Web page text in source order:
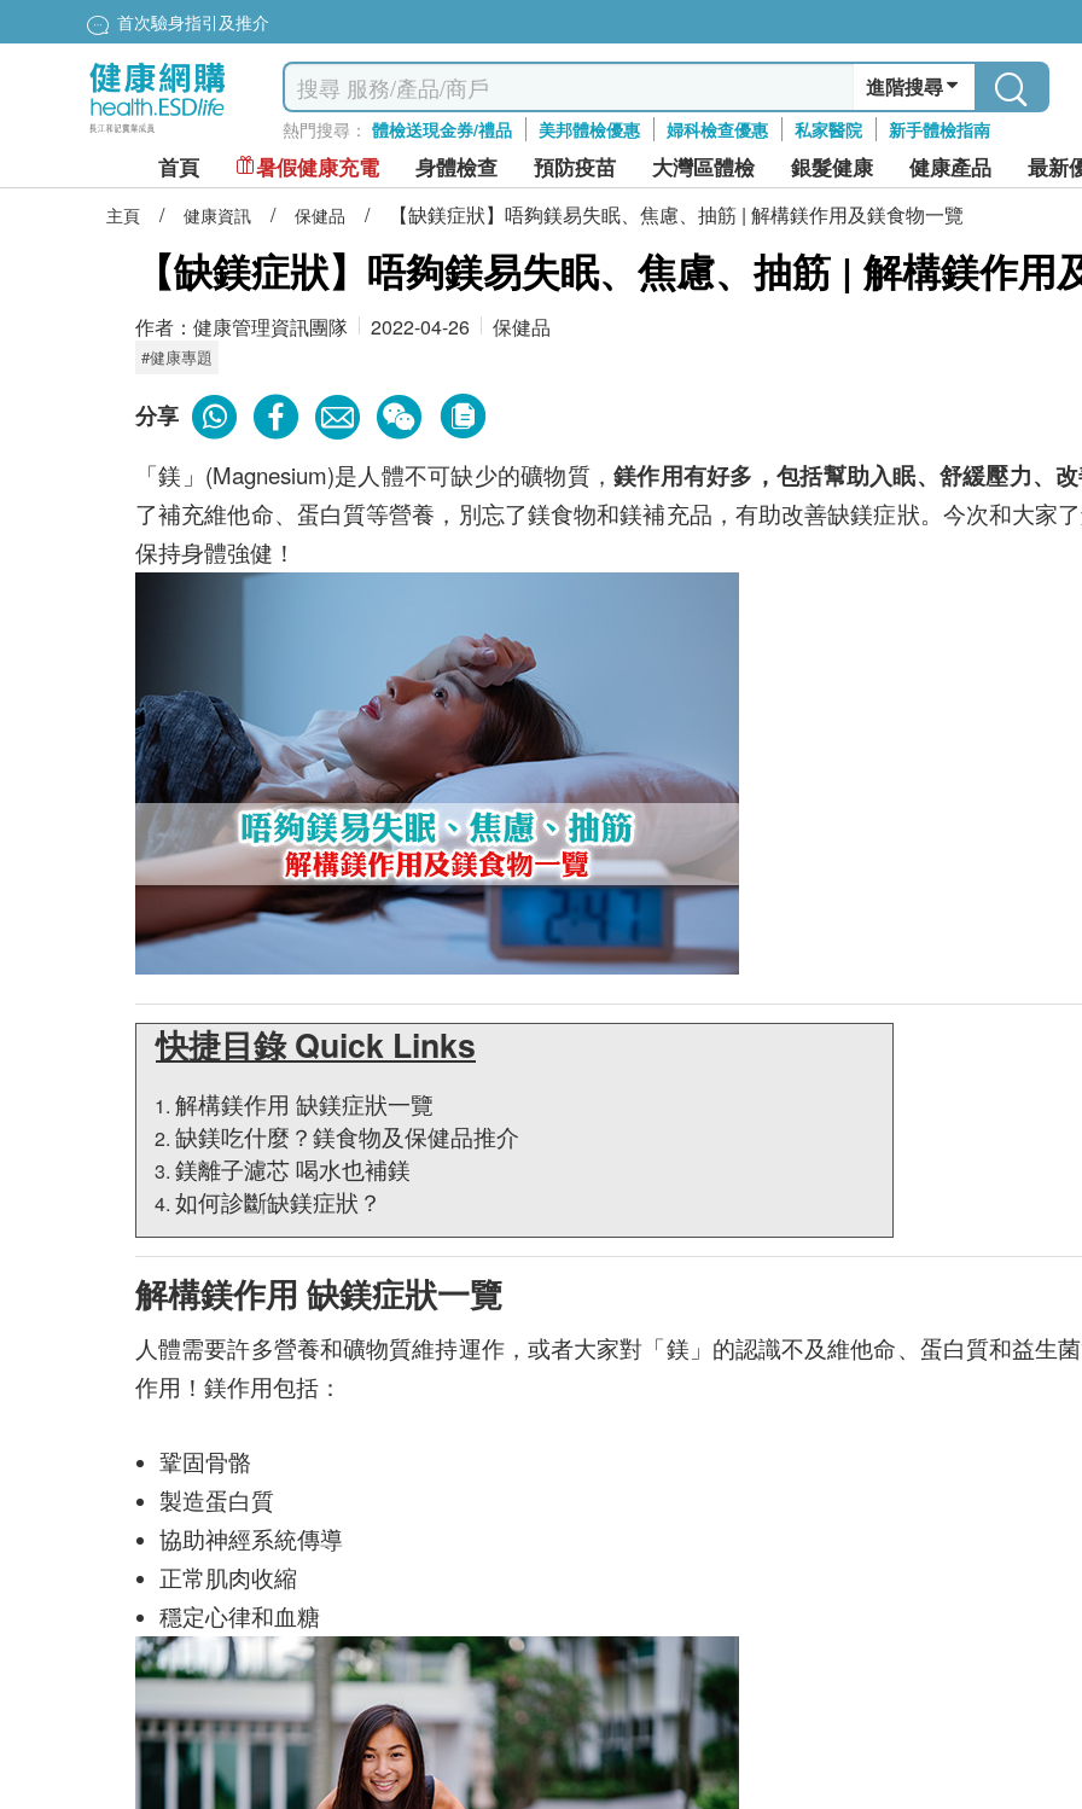
首次驗身指引及推介
進階搜尋
熱門搜尋： 體檢送現金券/禮品 美邦體檢優惠 婦科檢查優惠 私家醫院 新手體檢指南
首頁 暑假健康充電 身體檢查 預防疫苗 大灣區體檢 銀髮健康 健康產品 最新
主頁 / 健康資訊 / 保健品 / 【缺鎂症狀】唔夠鎂易失眠、焦慮、抽筋 | 解構鎂作用及鎂食物一覽
【缺鎂症狀】唔夠鎂易失眠、焦慮、抽筋 | 解構鎂作用
作者： 健康管理資訊團隊 2022-04-26 保健品
#健康專題
分享
「鎂」(Magnesium)是人體不可缺少的礦物質，鎂作用有好多，包括幫助入眠、舒緩壓力、
了補充維他命、蛋白質等營養，別忘了鎂食物和鎂補充品，有助改善缺鎂症狀。今次和大家
保持身體強健！
快捷目錄 Quick Links
解構鎂作用 缺鎂症狀一覽
缺鎂吃什麼？鎂食物及保健品推介
鎂離子濾芯 喝水也補鎂
如何診斷缺鎂症狀？
解構鎂作用 缺鎂症狀一覽
人體需要許多營養和礦物質維持運作，或者大家對「鎂」的認識不及維他命、蛋白質和益生
作用！鎂作用包括：
鞏固骨骼
製造蛋白質
協助神經系統傳導
正常肌肉收縮
穩定心律和血糖